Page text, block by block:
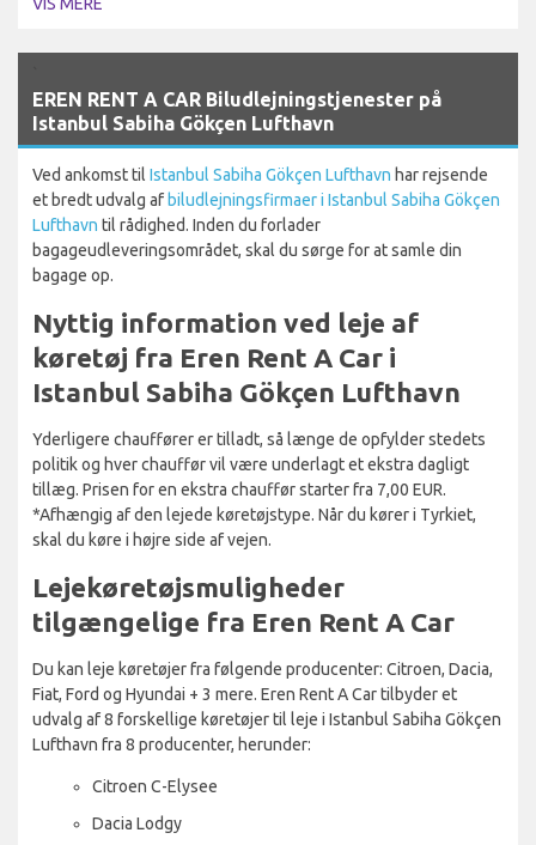
EREN RENT A CAR Biludlejningstjenester på
Istanbul Sabiha Gökçen Lufthavn
Ved ankomst til Istanbul Sabiha Gökçen Lufthavn har rejsende
et bredt udvalg afbiludlejningsfirmaer i Istanbul Sabiha Gökçen
Lufthavn til rådighed. Inden du forlader
bagageudleveringsområdet, skal du sørge for at samle din
bagage op.
Nyttig information ved leje af
køretøj fra Eren Rent A Car i
Istanbul Sabiha Gökçen Lufthavn
Yderligere chauffører er tilladt, så længe de opfylder stedets
politik og hver chauffør vil være underlagt et ekstra dagligt
tillæg. Prisen for en ekstra chauffør starter fra 7,00 EUR.
*Afhængig af den lejede køretøjstype. Når du kører i Tyrkiet,
skal du køre i højre side af vejen.
Lejekøretøjsmuligheder
tilgængelige fra Eren Rent A Car
Du kan leje køretøjer fra følgende producenter: Citroen, Dacia,
Fiat, Ford og Hyundai + 3 mere. Eren Rent A Car tilbyder et
udvalg af 8 forskellige køretøjer til leje i Istanbul Sabiha Gökçen
Lufthavn fra 8 producenter, herunder:
Citroen C-Elysee
Dacia Lodgy